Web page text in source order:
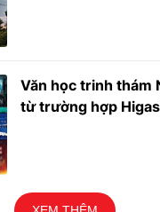
Văn học trinh thám
từ trường hợp